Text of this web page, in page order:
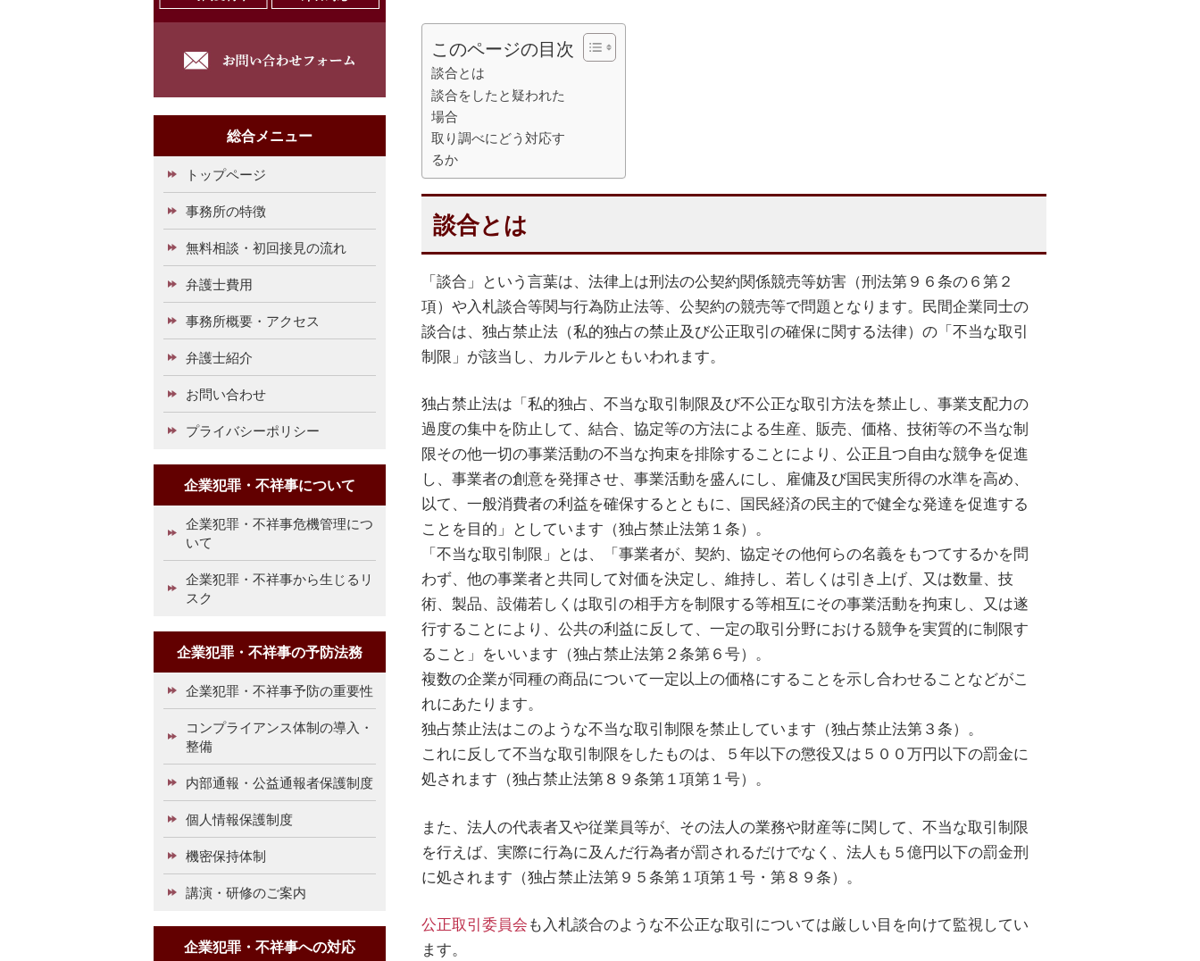
このページの目次
談合とは
談合をしたと疑われた
場合
取り調べにどう対応す
るか
談合とは
「談合」という言葉は、法律上は刑法の公契約関係競売等妨害（刑法第９６条の６第２
項）や入札談合等関与行為防止法等、公契約の競売等で問題となります。民間企業同士の
談合は、独占禁止法（私的独占の禁止及び公正取引の確保に関する法律）の「不当な取引
制限」が該当し、カルテルともいわれます。
独占禁止法は「私的独占、不当な取引制限及び不公正な取引方法を禁止し、事業支配力の
過度の集中を防止して、結合、協定等の方法による生産、販売、価格、技術等の不当な制
限その他一切の事業活動の不当な拘束を排除することにより、公正且つ自由な競争を促進
し、事業者の創意を発揮させ、事業活動を盛んにし、雇傭及び国民実所得の水準を高め、
以て、一般消費者の利益を確保するとともに、国民経済の民主的で健全な発達を促進する
ことを目的」としています（独占禁止法第１条）。
「不当な取引制限」とは、「事業者が、契約、協定その他何らの名義をもつてするかを問
わず、他の事業者と共同して対価を決定し、維持し、若しくは引き上げ、又は数量、技
術、製品、設備若しくは取引の相手方を制限する等相互にその事業活動を拘束し、又は遂
行することにより、公共の利益に反して、一定の取引分野における競争を実質的に制限す
ること」をいいます（独占禁止法第２条第６号）。
複数の企業が同種の商品について一定以上の価格にすることを示し合わせることなどがこ
れにあたります。
独占禁止法はこのような不当な取引制限を禁止しています（独占禁止法第３条）。
これに反して不当な取引制限をしたものは、５年以下の懲役又は５００万円以下の罰金に
処されます（独占禁止法第８９条第１項第１号）。
また、法人の代表者又や従業員等が、その法人の業務や財産等に関して、不当な取引制限
を行えば、実際に行為に及んだ行為者が罰されるだけでなく、法人も５億円以下の罰金刑
に処されます（独占禁止法第９５条第１項第１号・第８９条）。
公正取引委員会も入札談合のような不公正な取引については厳しい目を向けて監視してい
ます。
総合メニュー
トップページ
事務所の特徴
無料相談・初回接見の流れ
弁護士費用
事務所概要・アクセス
弁護士紹介
お問い合わせ
プライバシーポリシー
企業犯罪・不祥事について
企業犯罪・不祥事危機管理につ
いて
企業犯罪・不祥事から生じるリ
スク
企業犯罪・不祥事の予防法務
企業犯罪・不祥事予防の重要性
コンプライアンス体制の導入・
整備
内部通報・公益通報者保護制度
個人情報保護制度
機密保持体制
講演・研修のご案内
企業犯罪・不祥事への対応